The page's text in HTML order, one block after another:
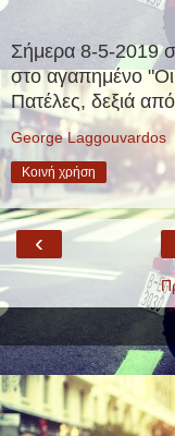
Σήμερα 8-5-2019
στο αγαπημένο
Πατέλες, δεξιά
George Laggouvardos
Κοινή χρήση
‹